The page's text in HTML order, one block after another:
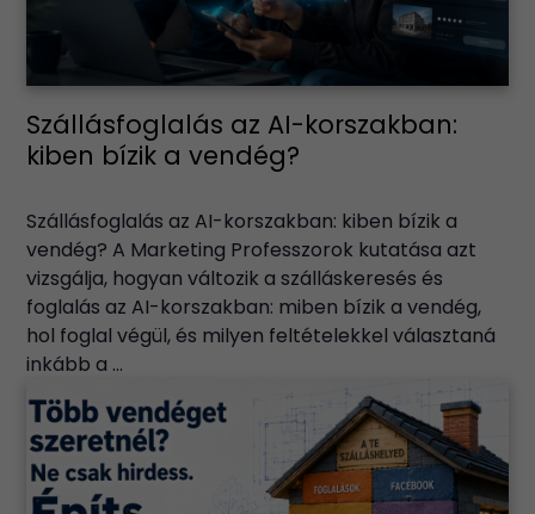
Szállásfoglalás az AI-korszakban:
kiben bízik a vendég?
Szállásfoglalás az AI-korszakban: kiben bízik a
vendég? A Marketing Professzorok kutatása azt
vizsgálja, hogyan változik a szálláskeresés és
foglalás az AI-korszakban: miben bízik a vendég,
hol foglal végül, és milyen feltételekkel választaná
inkább a ...